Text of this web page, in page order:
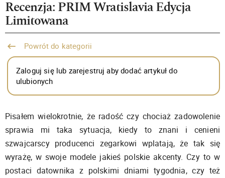
Recenzja: PRIM Wratislavia Edycja
Limitowana
Powrót do kategorii
Zaloguj się lub zarejestruj aby dodać artykuł do
ulubionych
Pisałem wielokrotnie, że radość czy chociaż zadowolenie
sprawia mi taka sytuacja, kiedy to znani i cenieni
szwajcarscy producenci zegarkowi wplatają, że tak się
wyrażę, w swoje modele jakieś polskie akcenty. Czy to w
postaci datownika z polskimi dniami tygodnia, czy też